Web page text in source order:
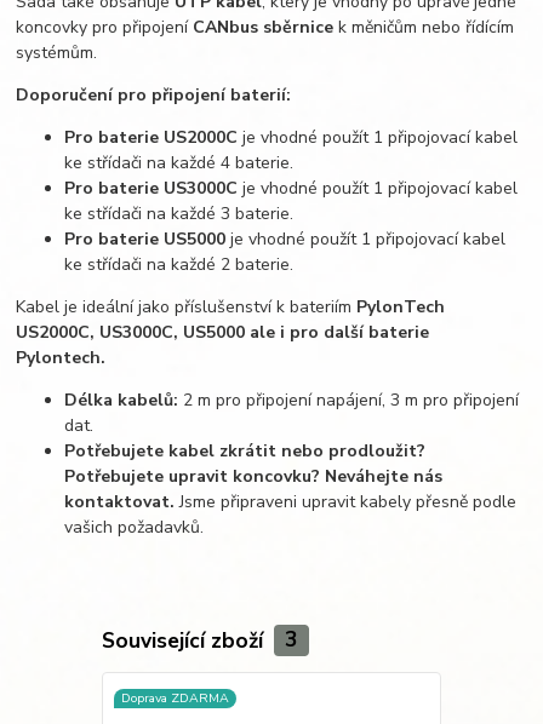
koncovky pro připojení CANbus sběrnice k měničům nebo řídícím
systémům.
Doporučení pro připojení baterií:
Pro baterie US2000C je vhodné použít 1 připojovací kabel
ke střídači na každé 4 baterie.
Pro baterie US3000C je vhodné použít 1 připojovací kabel
ke střídači na každé 3 baterie.
Pro baterie US5000 je vhodné použít 1 připojovací kabel
ke střídači na každé 2 baterie.
Kabel je ideální jako příslušenství k bateriím PylonTech
US2000C, US3000C, US5000 ale i pro další baterie
Pylontech.
Délka kabelů: 2 m pro připojení napájení, 3 m pro připojení
dat.
Potřebujete kabel zkrátit nebo prodloužit?
Potřebujete upravit koncovku? Neváhejte nás
kontaktovat. Jsme připraveni upravit kabely přesně podle
vašich požadavků.
Související zboží 3
Doprava ZDARMA